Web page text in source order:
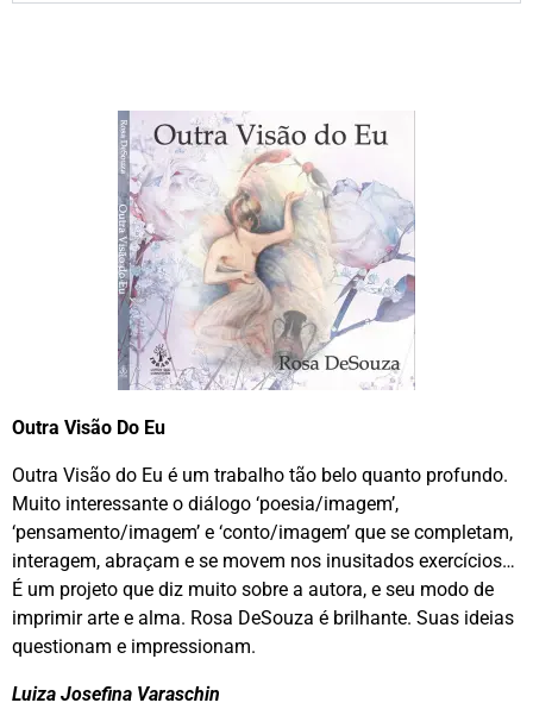
Outra Visão Do Eu
Outra Visão do Eu é um trabalho tão belo quanto profundo.
Muito interessante o diálogo ‘poesia/imagem’,
‘pensamento/imagem’ e ‘conto/imagem’ que se completam,
interagem, abraçam e se movem nos inusitados exercícios…
É um projeto que diz muito sobre a autora, e seu modo de
imprimir arte e alma. Rosa DeSouza é brilhante. Suas ideias
questionam e impressionam.
Luiza Josefina Varaschin